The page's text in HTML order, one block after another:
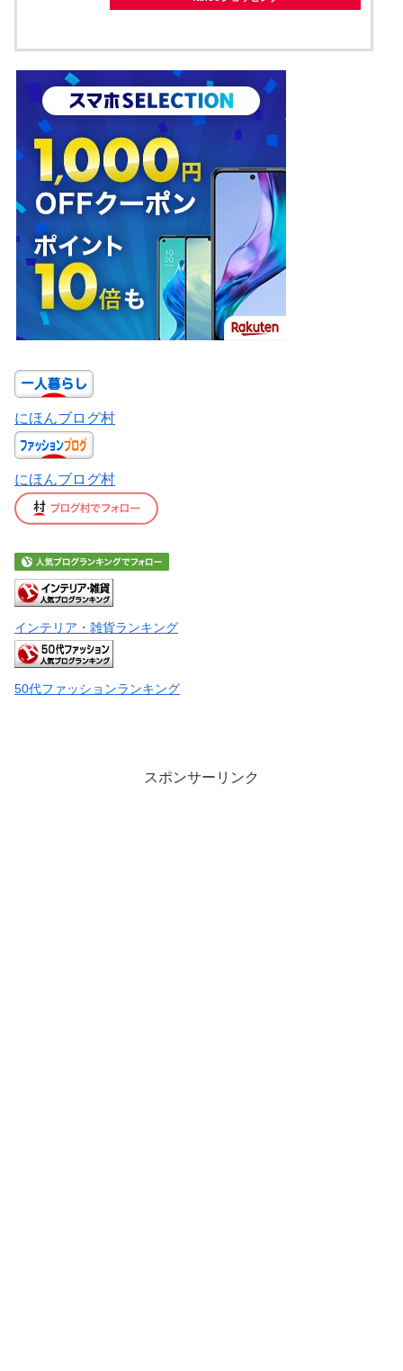
にほんブログ村
にほんブログ村
インテリア・雑貨ランキング
50代ファッションランキング
スポンサーリンク